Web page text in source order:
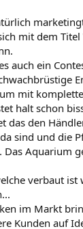
mit dem
auch ein
mit
halt schon
das den
sind und die
Das Aquarium
verbaut
im Markt
Kunden auf